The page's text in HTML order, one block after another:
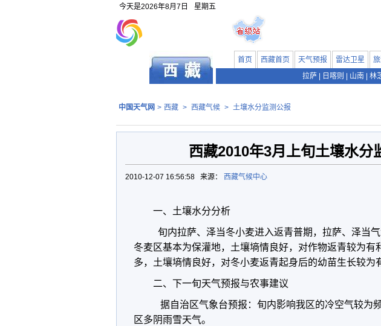
今天是2026年8月7日 星期五
首页 西藏首页 天气预报 雷达卫星
拉萨
日喀则 山南 林
中国天气网 > 西藏 > 西藏气候 > 土壤水分监测公报
西藏2010年3月上旬土壤水分
2010-12-07 16:56:58 来源： 西藏气候中心
一、 土壤水分分析
旬内拉萨、泽当冬小麦进入返青普期，拉萨、泽当
冬麦区基本为保灌地，土壤墒情良好，对作物返青较为有
多，土壤墒情良好，对冬小麦返青起身后的幼苗生长较为
二、下一旬天气预报与农事建议
据自治区气象台预报：旬内影响我区的冷空气较为
区多阴雨雪天气。